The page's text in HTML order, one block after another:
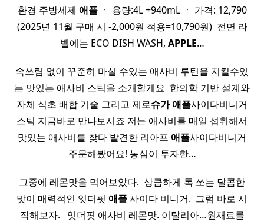
환경 주방세제 애플ㆍ 용량:4L +940mL ㆍ 가격: 12,790
(2025년 11월 구매 시 -2,000원 적용=10,790원) ​ 전면 라
벨에는 ECO DISH WASH, APPLE…
속쓰림 없이 꾸준히 마실 수있는 애사비 루틴을 지킬수있
는 맛있는 애사비 스틱을 소개할게요 ​ 한의학 기반 설계와
자체 식초 배합 기술 그리고 제로슈가 애플사이다비니거
스틱 지금바로 만나보시죠 저는 애사비를 매일 섭취해서
맛있는 애사비를 찾다 발견한 리아프 애플사이다비니거
주문해봤어요! 농심이 투자한…
그중에 레몬맛을 먹어보았다. ​ 상큼하게 톡 쏘는 달콤한
맛이 매력적인 잇더핏 애플사이다 비니거. ​ 그럼 바로 시
작해보자. ​ ​ 잇더핏 애사비 레몬맛. 이탈리아…원재료를